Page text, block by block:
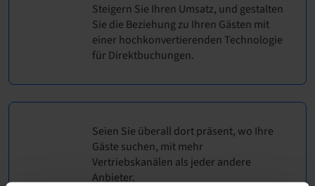
Steigern Sie Ihren Umsatz, und gestalten
Sie die Beziehung zu Ihren Gästen mit
einer hochkonvertierenden Technologie
für Direktbuchungen.
Seien Sie überall dort präsent, wo Ihre
Gäste suchen, mit mehr
Vertriebskanälen als jeder andere
Anbieter.